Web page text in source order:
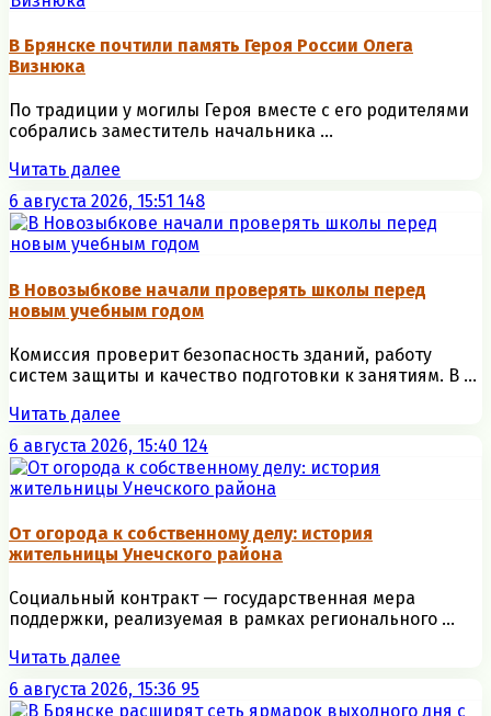
В Брянске почтили память Героя России Олега
Визнюка
По традиции у могилы Героя вместе с его родителями
собрались заместитель начальника ...
Читать далее
6 августа 2026, 15:51 148
В Новозыбкове начали проверять школы перед
новым учебным годом
Комиссия проверит безопасность зданий, работу
систем защиты и качество подготовки к занятиям. В ...
Читать далее
6 августа 2026, 15:40 124
От огорода к собственному делу: история
жительницы Унечского района
Социальный контракт — государственная мера
поддержки, реализуемая в рамках регионального ...
Читать далее
6 августа 2026, 15:36 95